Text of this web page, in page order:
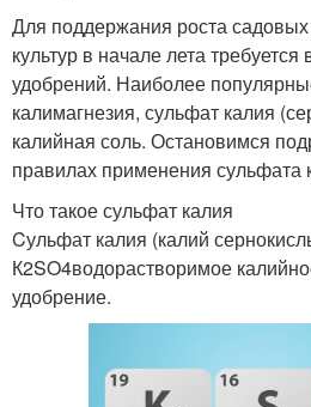
Для поддержания роста
культур в начале лета
удобрений. Наиболее
калимагнезия, сульфат калия
калийная соль. Остановимся
правилах применения сульфата
Что такое сульфат калия
Cульфат калия (калий
К2SO4водорастворимое
удобрение.